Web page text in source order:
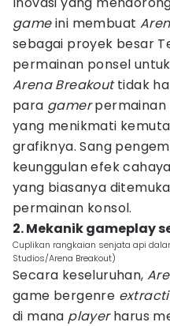
gameini membuat
sebagai proyek besar
permainan ponsel
Arena Breakouttidak
para gamerpermainan
yang menikmati
grafiknya. Sang
keunggulan efek
yang biasanya
permainan konsol.
2. Mekanik gameplay
Cuplikan rangkaian senjata api
Studios/Arena Breakout)
Secara keseluruhan,
game bergenre
di mana playerharus